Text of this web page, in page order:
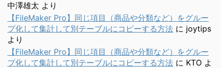
中澤雄太 より
【FileMaker Pro】同じ項目（商品や分類など）をグルー
プ化して集計して別テーブルにコピーする方法 に joytips
より
【FileMaker Pro】同じ項目（商品や分類など）をグルー
プ化して集計して別テーブルにコピーする方法 に KTO よ